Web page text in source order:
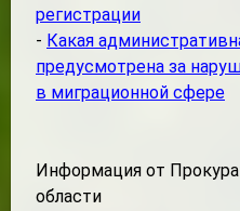
регистрации
- Какая
предусмотрена за
в миграционной сфере
Информация от
области